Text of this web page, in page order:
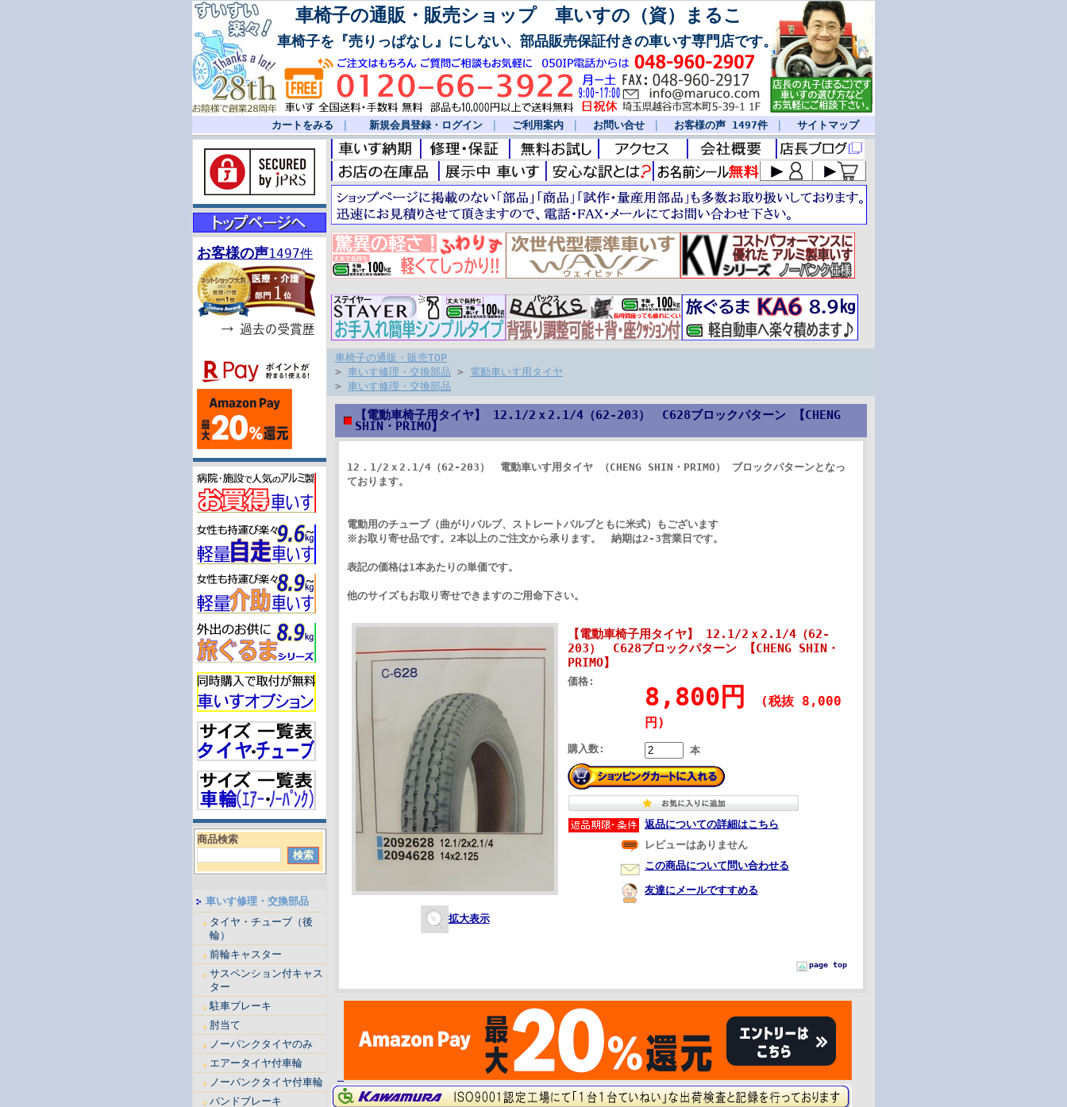
車椅子の通販・販売ショップ 車いすの（資）まるこ
車椅子を『売りっぱなし』にしない、部品販売保証付きの車いす専門店です。
カートをみる 新規会員登録・ログイン ご利用案内 お問い合せ お客様の声 1497件 サイトマップ
お客様の声1497件
商品検索
車いす修理・交換部品
タイヤ・チューブ（後
輪）
前輪キャスター
サスペンション付キャス
ター
駐車ブレーキ
肘当て
ノーパンクタイヤのみ
エアータイヤ付車輪
ノーパンクタイヤ付車輪
バンドブレーキ
車椅子の通販・販売TOP
> 車いす修理・交換部品 > 電動車いす用タイヤ
> 車いす修理・交換部品
【電動車椅子用タイヤ】 12.1/2ｘ2.1/4（62-203） C628ブロックパターン 【CHENG
SHIN・PRIMO】
12．1/2ｘ2.1/4（62-203） 電動車いす用タイヤ （CHENG SHIN・PRIMO） ブロックパターンとなっ
ております。
電動用のチューブ（曲がりバルブ、ストレートバルブともに米式）もございます
※お取り寄せ品です。2本以上のご注文から承ります。 納期は2-3営業日です。
表記の価格は1本あたりの単価です。
他のサイズもお取り寄せできますのご用命下さい。
拡大表示
【電動車椅子用タイヤ】 12.1/2ｘ2.1/4（62-
203） C628ブロックパターン 【CHENG SHIN・
PRIMO】
価格:
8,800円
(税抜 8,000
円)
購入数: 本
返品についての詳細はこちら
レビューはありません
この商品について問い合わせる
友達にメールですすめる
page top